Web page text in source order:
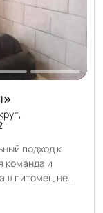
подход к
команда и
питомец не